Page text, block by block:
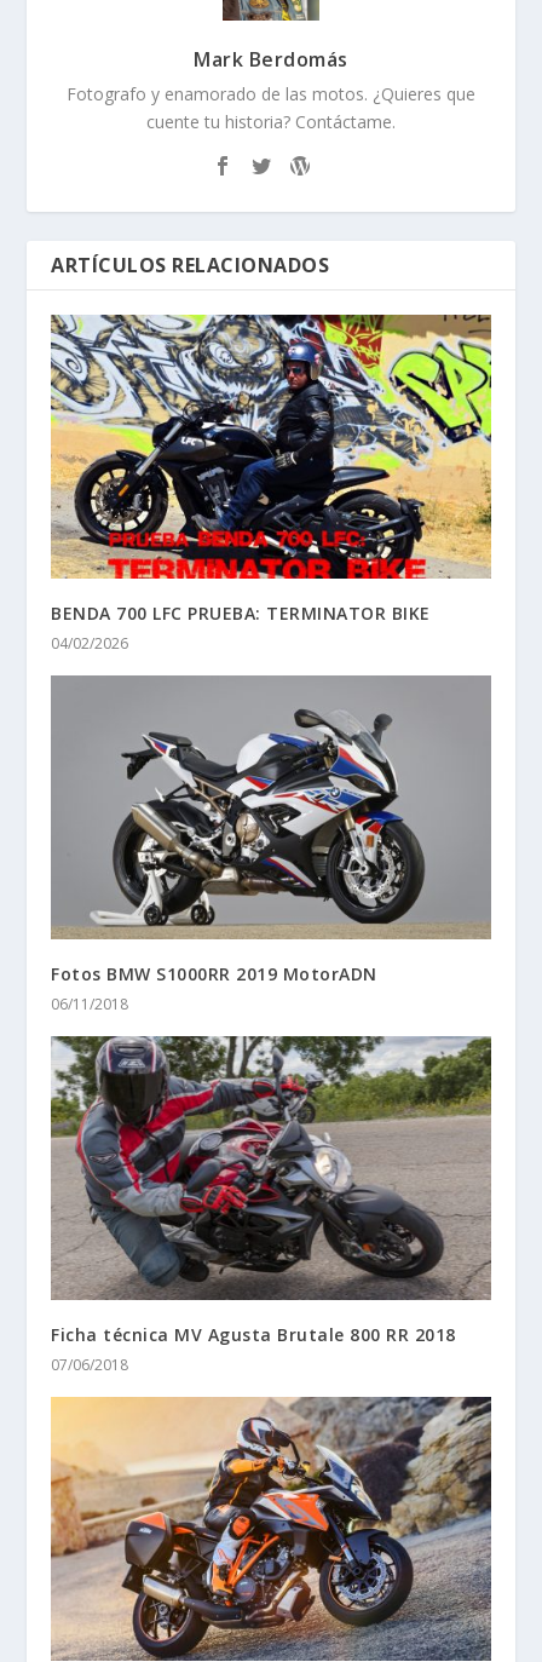
Mark Berdomás
Fotografo y enamorado de las motos. ¿Quieres que
cuente tu historia? Contáctame.
ARTÍCULOS RELACIONADOS
BENDA 700 LFC PRUEBA: TERMINATOR BIKE
04/02/2026
Fotos BMW S1000RR 2019 MotorADN
06/11/2018
Ficha técnica MV Agusta Brutale 800 RR 2018
07/06/2018